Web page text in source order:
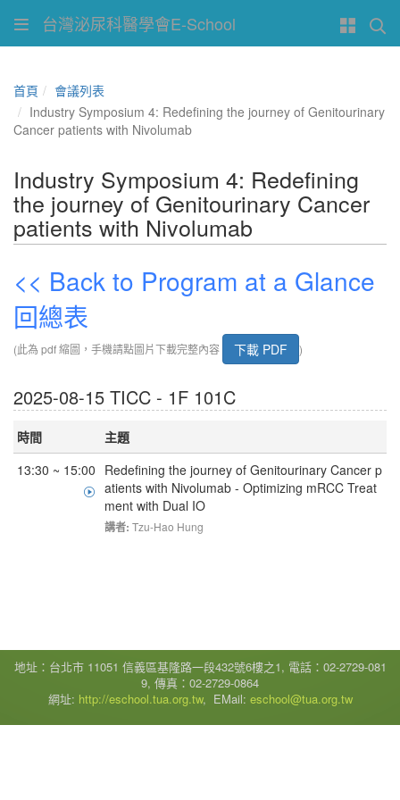
台灣泌尿科醫學會E-School
首頁
會議列表
Industry Symposium 4: Redefining the journey of Genitourinary
Cancer patients with Nivolumab
Industry Symposium 4: Redefining
the journey of Genitourinary Cancer
patients with Nivolumab
<< Back to Program at a Glance
回總表
(此為 pdf 縮圖，手機請點圖片下載完整內容 下載 PDF )
2025-08-15 TICC - 1F 101C
時間
主題
13:30 ~ 15:00 Redefining the journey of Genitourinary Cancer p
atients with Nivolumab - Optimizing mRCC Treat
ment with Dual IO
講者: Tzu-Hao Hung
地址：台北市 11051 信義區基隆路一段432號6樓之1, 電話：02-2729-081
9, 傳真：02-2729-0864
網址: http://eschool.tua.org.tw, EMail: eschool@tua.org.tw